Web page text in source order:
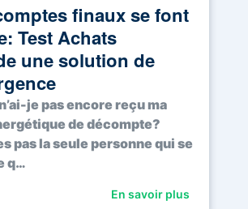
finaux se font
Test Achats
une solution de
je pas encore reçu ma
de décompte?
pas la seule personne qui se
q…
En savoir plus